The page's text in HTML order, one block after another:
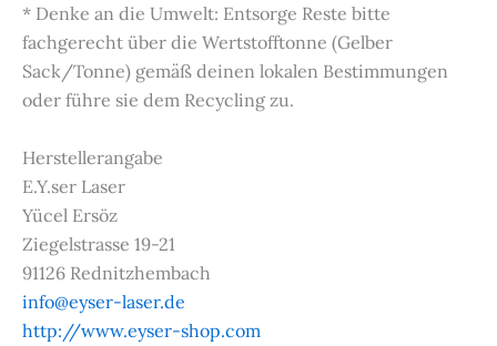
* Denke an die Umwelt: Entsorge Reste bitte
fachgerecht über die Wertstofftonne (Gelber
Sack/Tonne) gemäß deinen lokalen Bestimmungen
oder führe sie dem Recycling zu.
Herstellerangabe
E.Y.ser Laser
Yücel Ersöz
Ziegelstrasse 19-21
91126 Rednitzhembach
info@eyser-laser.de
http://www.eyser-shop.com